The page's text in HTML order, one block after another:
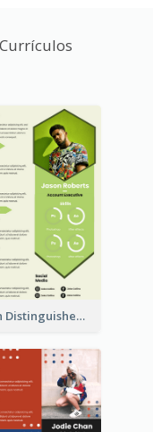
Green Distinguished Resume